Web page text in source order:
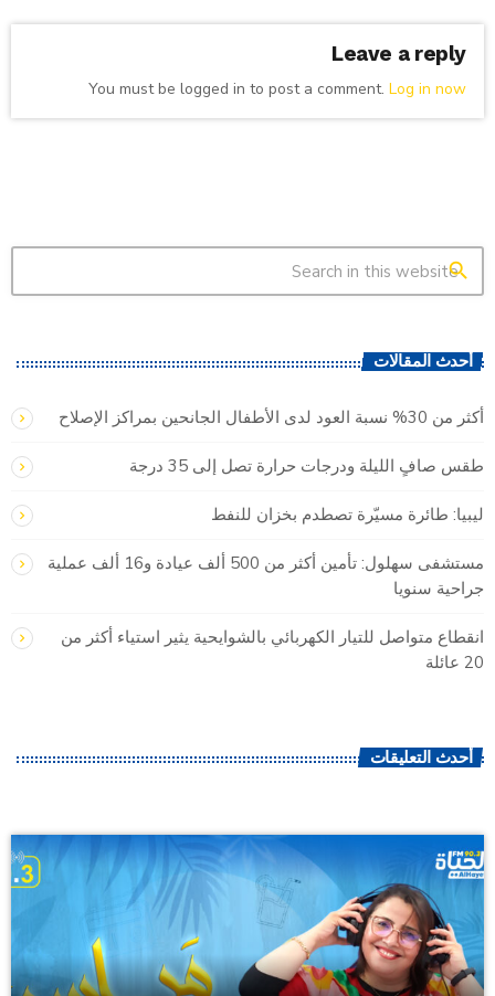
Leave a reply
You must be logged in to post a comment. Log in now
search
أحدث المقالات
أكثر من 30% نسبة العود لدى الأطفال الجانحين بمراكز الإصلاح
طقس صافٍ الليلة ودرجات حرارة تصل إلى 35 درجة
ليبيا: طائرة مسيّرة تصطدم بخزان للنفط
مستشفى سهلول: تأمين أكثر من 500 ألف عيادة و16 ألف عملية
جراحية سنويا
انقطاع متواصل للتيار الكهربائي بالشوايحية يثير استياء أكثر من
20 عائلة
أحدث التعليقات